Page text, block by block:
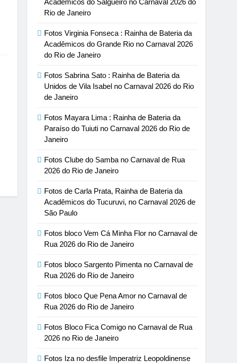
Acadêmicos do Salgueiro no Carnaval 2026 do
Rio de Janeiro
Fotos Virginia Fonseca : Rainha de Bateria da
Acadêmicos do Grande Rio no Carnaval 2026
do Rio de Janeiro
Fotos Sabrina Sato : Rainha de Bateria da
Unidos de Vila Isabel no Carnaval 2026 do Rio
de Janeiro
Fotos Mayara Lima : Rainha de Bateria da
Paraíso do Tuiuti no Carnaval 2026 do Rio de
Janeiro
Fotos Clube do Samba no Carnaval de Rua
2026 do Rio de Janeiro
Fotos de Carla Prata, Rainha de Bateria da
Acadêmicos do Tucuruvi, no Carnaval 2026 de
São Paulo
Fotos bloco Vem Cá Minha Flor no Carnaval de
Rua 2026 do Rio de Janeiro
Fotos bloco Sargento Pimenta no Carnaval de
Rua 2026 do Rio de Janeiro
Fotos bloco Que Pena Amor no Carnaval de
Rua 2026 do Rio de Janeiro
Fotos Bloco Fica Comigo no Carnaval de Rua
2026 no Rio de Janeiro
Fotos Iza no desfile Imperatriz Leopoldinense